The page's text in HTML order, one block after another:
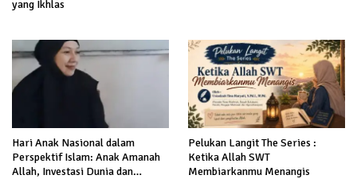
yang Ikhlas
Hari Anak Nasional dalam
Perspektif Islam: Anak Amanah
Allah, Investasi Dunia dan
Pelukan Langit The Series :
Ketika Allah SWT
Membiarkanmu Menangis